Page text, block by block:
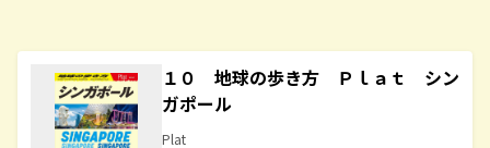
１０ 地球の歩き方 Ｐｌａｔ シン
ガポール
Plat